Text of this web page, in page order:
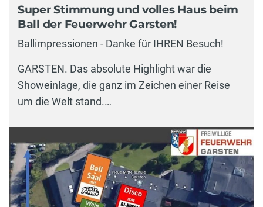
Super Stimmung und volles Haus beim
Ball der Feuerwehr Garsten!
Ballimpressionen - Danke für IHREN Besuch!
GARSTEN. Das absolute Highlight war die
Showeinlage, die ganz im Zeichen einer Reise
um die Welt stand.…